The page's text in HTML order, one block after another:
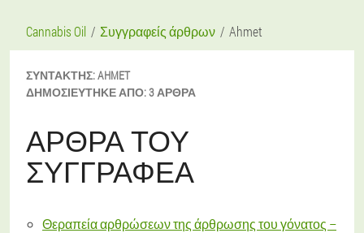
Cannabis Oil Συγγραφείς άρθρων Ahmet
ΣΥΝΤΆΚΤΗΣ:AHMET
ΔΗΜΟΣΙΕΎΤΗΚΕ ΑΠΌ:3 ΆΡΘΡΑ
ΆΡΘΡΑ ΤΟΥ
ΣΥΓΓΡΑΦΈΑ
Θεραπεία αρθρώσεων της άρθρωσης του γόνατος –